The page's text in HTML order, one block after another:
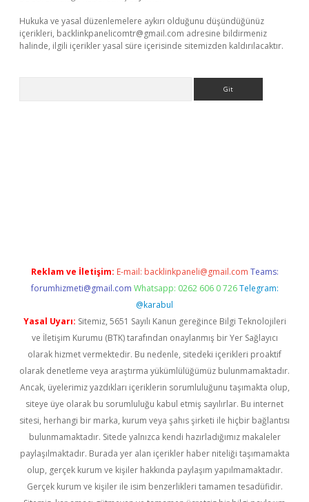
Hukuka ve yasal düzenlemelere aykırı olduğunu düşündüğünüz
içerikleri, backlinkpanelicomtr@gmail.com adresine bildirmeniz
halinde, ilgili içerikler yasal süre içerisinde sitemizden kaldırılacaktır.
Reklam ve İletişim: E-mail: backlinkpaneli@gmail.com Teams:
forumhizmeti@gmail.com Whatsapp: 0262 606 0 726 Telegram:
@karabul
Yasal Uyarı: Sitemiz, 5651 Sayılı Kanun gereğince Bilgi Teknolojileri
ve İletişim Kurumu (BTK) tarafından onaylanmış bir Yer Sağlayıcı
olarak hizmet vermektedir. Bu nedenle, sitedeki içerikleri proaktif
olarak denetleme veya araştırma yükümlülüğümüz bulunmamaktadır.
Ancak, üyelerimiz yazdıkları içeriklerin sorumluluğunu taşımakta olup,
siteye üye olarak bu sorumluluğu kabul etmiş sayılırlar. Bu internet
sitesi, herhangi bir marka, kurum veya şahıs şirketi ile hiçbir bağlantısı
bulunmamaktadır. Sitede yalnızca kendi hazırladığımız makaleler
paylaşılmaktadır. Burada yer alan içerikler haber niteliği taşımamakta
olup, gerçek kurum ve kişiler hakkında paylaşım yapılmamaktadır.
Gerçek kurum ve kişiler ile isim benzerlikleri tamamen tesadüfidir.